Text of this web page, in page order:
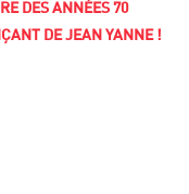
DES ANNÉES 70
DE JEAN YANNE !